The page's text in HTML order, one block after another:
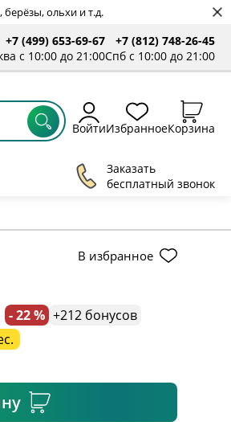
ольхи и т.д.
+7 (499) 653-69-67
с 10:00 до 21:00
+7 (812) 748-26-45
Спб с 10:00 до 21:00
ВойтиИзбранноеКорзина
Заказать
бесплатный звонок
В избранное
- 22 % +212 бонусов